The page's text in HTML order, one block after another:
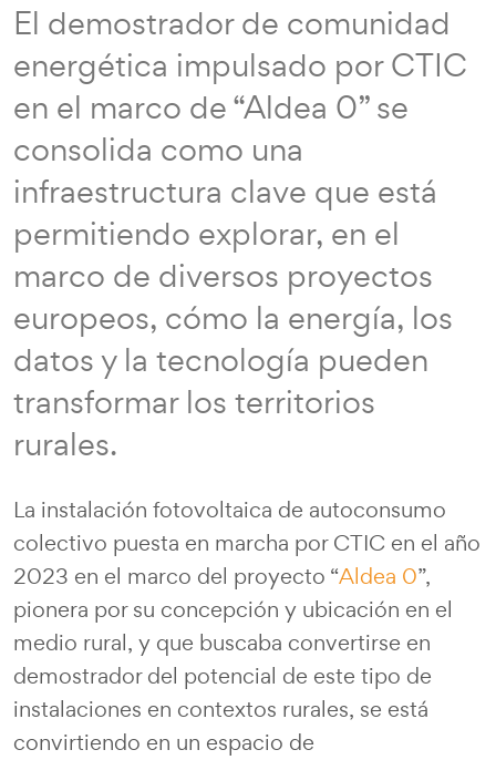
El demostrador de comunidad
energética impulsado por CTIC
en el marco de “Aldea 0” se
consolida como una
infraestructura clave que está
permitiendo explorar, en el
marco de diversos proyectos
europeos, cómo la energía, los
datos y la tecnología pueden
transformar los territorios
rurales.
La instalación fotovoltaica de autoconsumo
colectivo puesta en marcha por CTIC en el año
2023 en el marco del proyecto “Aldea 0”,
pionera por su concepción y ubicación en el
medio rural, y que buscaba convertirse en
demostrador del potencial de este tipo de
instalaciones en contextos rurales, se está
convirtiendo en un espacio de